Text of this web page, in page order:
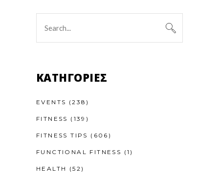
for:
KΑΤΗΓΟΡΊΕΣ
EVENTS (238)
FITNESS (139)
FITNESS TIPS (606)
FUNCTIONAL FITNESS (1)
HEALTH (52)